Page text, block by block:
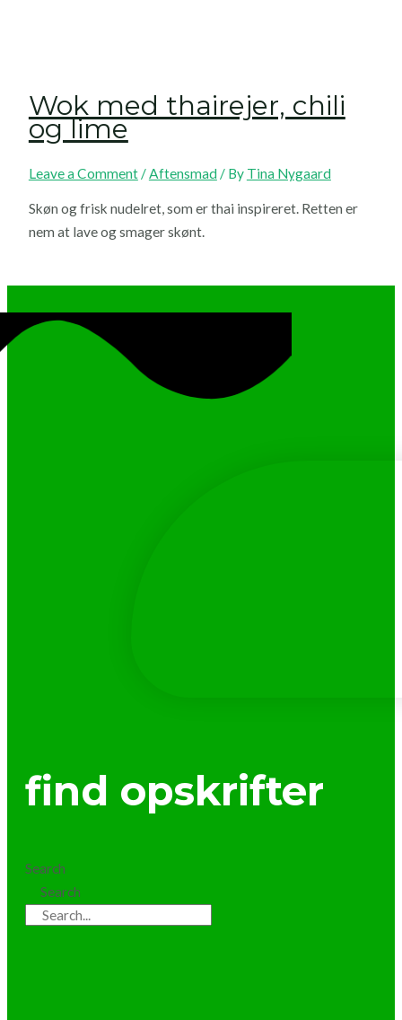
Wok med thairejer, chili
og lime
Leave a Comment /Aftensmad/ By Tina Nygaard
Skøn og frisk nudelret, som er thai inspireret. Retten er
nem at lave og smager skønt.
find opskrifter
Search
Search